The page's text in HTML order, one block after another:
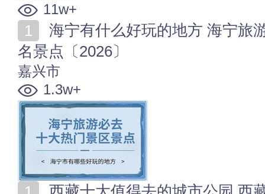
11w+
名景点〔2026〕
嘉兴市
1.3w+